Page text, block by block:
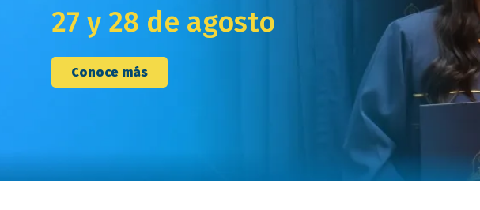
27 y 28 de agosto
Conoce más